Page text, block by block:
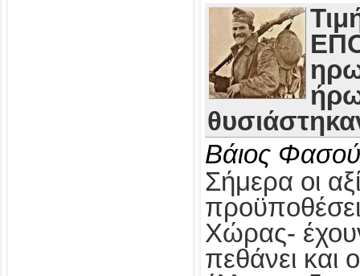
Βάιος
Σήμερα οι
Χώρας-
πεθάνει και